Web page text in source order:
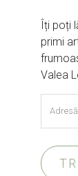
Îți poți
primi
Valea
email